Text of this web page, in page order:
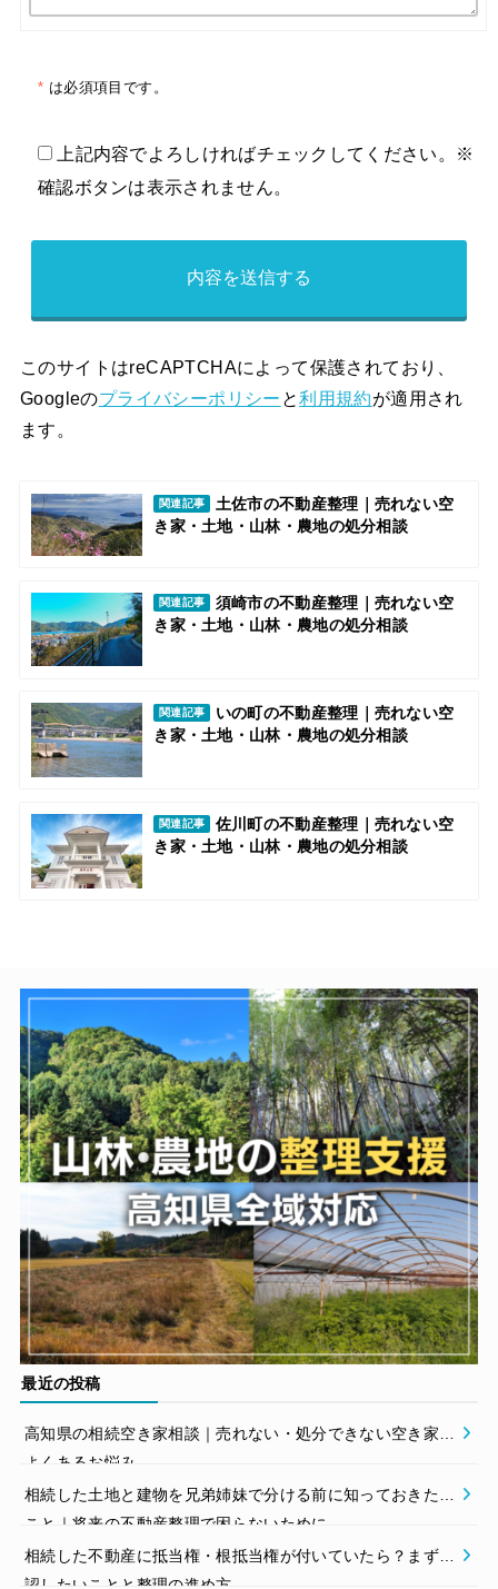
* は必須項目です。
上記内容でよろしければチェックしてください。※
確認ボタンは表示されません。
このサイトはreCAPTCHAによって保護されており、
Googleのプライバシーポリシー と利用規約が適用され
ます。
関連記事
土佐市の不動産整理｜売れない空
き家・土地・山林・農地の処分相談
関連記事
須崎市の不動産整理｜売れない空
き家・土地・山林・農地の処分相談
関連記事
いの町の不動産整理｜売れない空
き家・土地・山林・農地の処分相談
関連記事
佐川町の不動産整理｜売れない空
き家・土地・山林・農地の処分相談
最近の投稿
高知県の相続空き家相談｜売れない・処分できない空き家の
よくあるお悩み
相続した土地と建物を兄弟姉妹で分ける前に知っておきたい
こと｜将来の不動産整理で困らないために
相続した不動産に抵当権・根抵当権が付いていたら？まず確
認したいことと整理の進め方